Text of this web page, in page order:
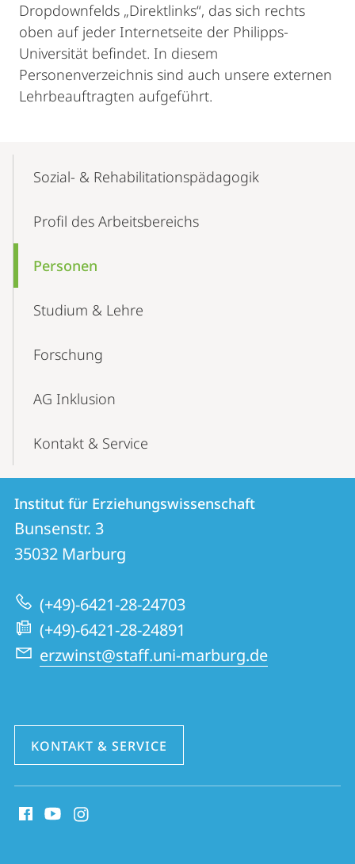
Dropdownfelds „Direktlinks“, das sich rechts
oben auf jeder Internetseite der Philipps-
Universität befindet. In diesem
Personenverzeichnis sind auch unsere externen
Lehrbeauftragten aufgeführt.
NavigationSozial- & ­Rehabilitations­pädagogik
Profil des Arbeitsbereichs
Personen
Studium & Lehre
Forschung
AG Inklusion
Kontakt & Service
Kontakt
und
Informationen
zur
Website
Kontaktinformationen
Institut
für
Erziehungswissenschaft
Institut für Erziehungswissenschaft
Bunsenstr. 3
35032 Marburg
(+49)-6421-28-24703
(+49)-6421-28-24891
erzwinst@staff.uni-marburg.de
KONTAKT & SERVICE
Media